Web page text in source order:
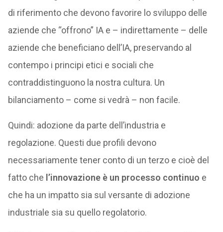
di riferimento che devono favorire lo sviluppo delle
aziende che “offrono” IA e – indirettamente – delle
aziende che beneficiano dell’IA, preservando al
contempo i principi etici e sociali che
contraddistinguono la nostra cultura. Un
bilanciamento – come si vedrà – non facile.
Quindi: adozione da parte dell’industria e
regolazione. Questi due profili devono
necessariamente tener conto di un terzo e cioè del
fatto che l’innovazione è un processo continuo e
che ha un impatto sia sul versante di adozione
industriale sia su quello regolatorio.